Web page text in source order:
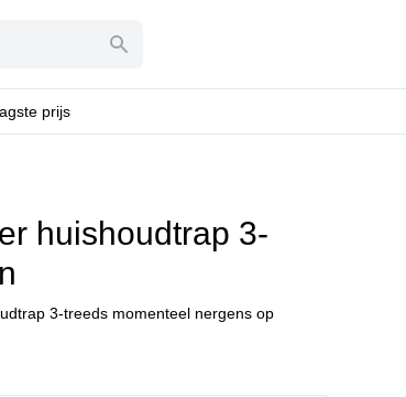
prijs
huishoudtrap 3-
3-treeds momenteel nergens op